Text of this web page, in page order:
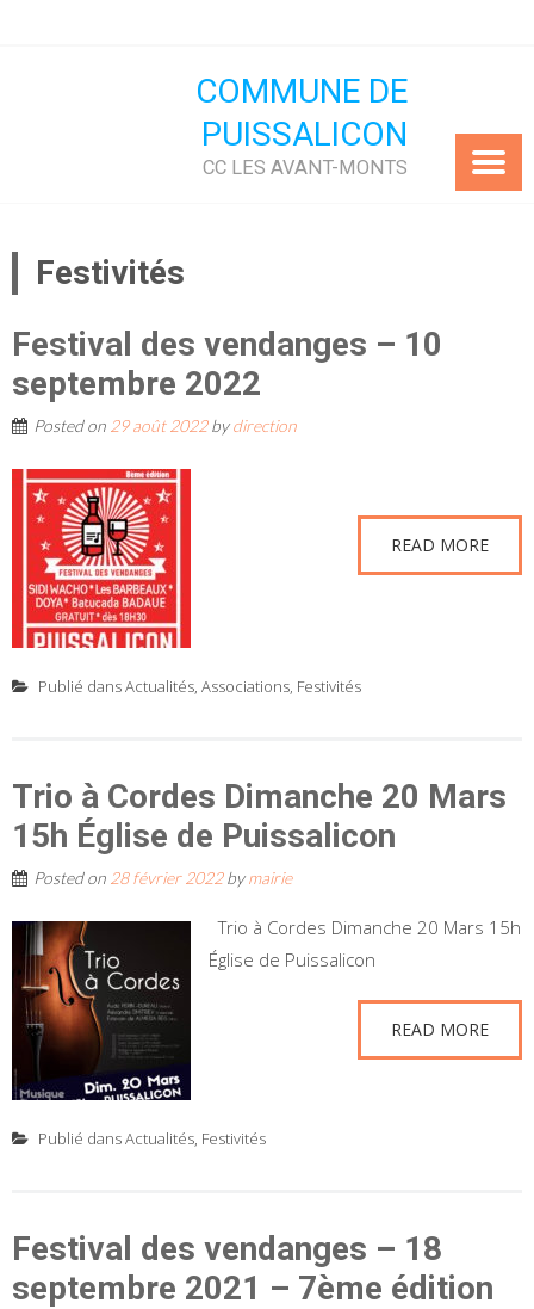
COMMUNE DE
PUISSALICON
CC LES AVANT-MONTS
Festivités
Festival des vendanges – 10
septembre 2022
Posted on 29 août 2022bydirection
READ MORE
Publié dansActualités, Associations, Festivités
Trio à Cordes Dimanche 20 Mars
15h Église de Puissalicon
Posted on 28 février 2022bymairie
Trio à Cordes Dimanche 20 Mars 15h
Église de Puissalicon
READ MORE
Publié dansActualités, Festivités
Festival des vendanges – 18
septembre 2021 – 7ème édition